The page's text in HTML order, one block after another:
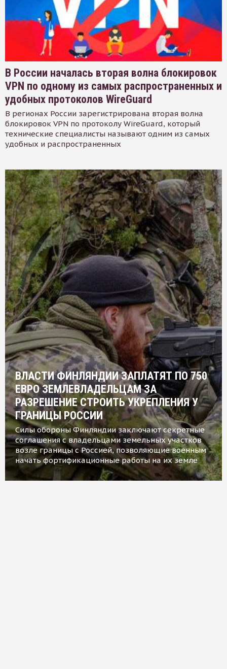
В России началась вторая волна блокировок
VPN по одному из самых распространенных и
удобных протоколов WireGuard
В регионах России зарегистрирована вторая волна
блокировок VPN по протоколу WireGuard, который
технические специалисты называют одним из самых
удобных и распространенных
ВЛАСТИ ФИНЛЯНДИИ ЗАПЛАТЯТ ПО 750
ЕВРО ЗЕМЛЕВЛАДЕЛЬЦАМ ЗА
РАЗРЕШЕНИЕ СТРОИТЬ УКРЕПЛЕНИЯ У
ГРАНИЦЫ РОССИИ
Силы обороны Финляндии заключают секретные
соглашения с владельцами земельных участков
возле границы с Россией, позволяющие военным
начать фортификационные работы на их земле